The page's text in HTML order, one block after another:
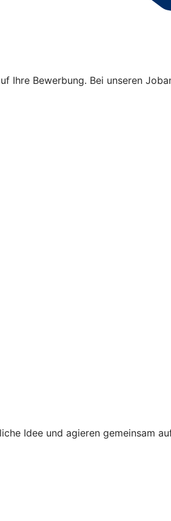
Ihre Bewerbung. Bei unseren
Idee und agieren gemeinsam